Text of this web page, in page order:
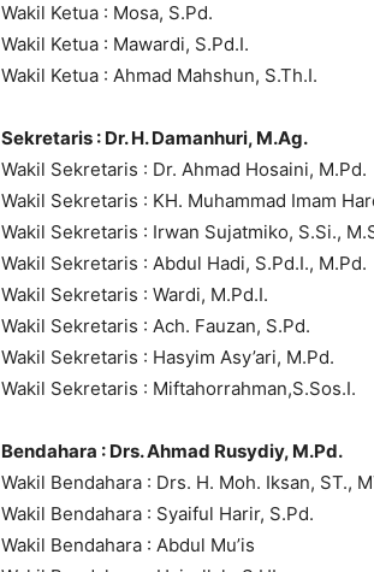
Wakil Ketua : Mosa, S.Pd.
Wakil Ketua : Mawardi, S.Pd.I.
Wakil Ketua : Ahmad Mahshun, S.Th.I.
Sekretaris : Dr. H. Damanhuri, M.Ag.
Wakil Sekretaris : Dr. Ahmad Hosaini, M.Pd.
Wakil Sekretaris : KH. Muhammad Imam
Wakil Sekretaris : Irwan Sujatmiko, S.Si.,
Wakil Sekretaris : Abdul Hadi, S.Pd.I., M.Pd.
Wakil Sekretaris : Wardi, M.Pd.I.
Wakil Sekretaris : Ach. Fauzan, S.Pd.
Wakil Sekretaris : Hasyim Asy’ari, M.Pd.
Wakil Sekretaris : Miftahorrahman,S.Sos.I.
Bendahara : Drs. Ahmad Rusydiy, M.Pd.
Wakil Bendahara : Drs. H. Moh. Iksan, ST.,
Wakil Bendahara : Syaiful Harir, S.Pd.
Wakil Bendahara : Abdul Mu’is